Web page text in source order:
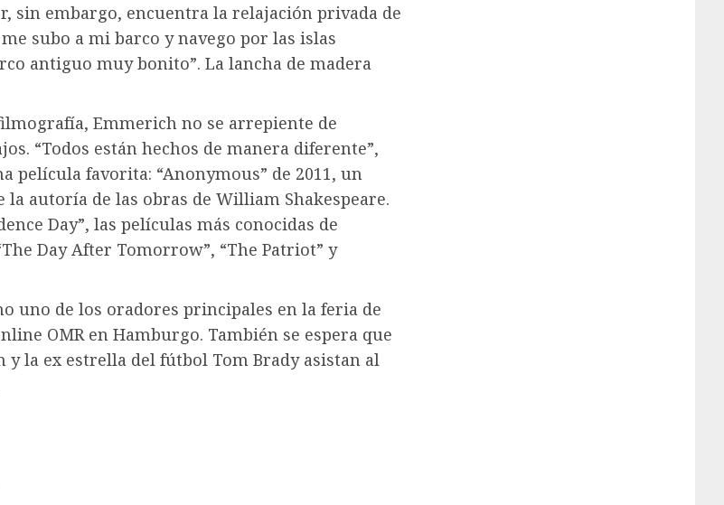
sin embargo, encuentra la relajación privada de
subo a mi barco y navego por las islas
antiguo muy bonito”. La lancha de madera
Emmerich no se arrepiente de
“Todos están hechos de manera diferente”,
película favorita: “Anonymous” de 2011, un
autoría de las obras de William Shakespeare.
Day”, las películas más conocidas de
Day After Tomorrow”, “The Patriot” y
uno de los oradores principales en la feria de
OMR en Hamburgo. También se espera que
y la ex estrella del fútbol Tom Brady asistan al